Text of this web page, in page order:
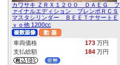
カワサキ ＺＲＸ１２００ ＤＡＥＧ フ
ァイナルエディション ブレンボＲＣＳ
マスタシリンダー ＢＥＥＴナサートＥ
ｖｏ他 1200cc
車両価格 173 万円
支払総額
184 万円